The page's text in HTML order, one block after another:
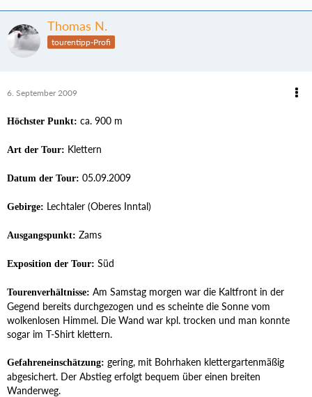
Thomas N.
tourentipp-Profi
6. September 2009
Höchster Punkt: ca. 900 m
Art der Tour: Klettern
Datum der Tour: 05.09.2009
Gebirge: Lechtaler (Oberes Inntal)
Ausgangspunkt: Zams
Exposition der Tour: Süd
Tourenverhältnisse: Am Samstag morgen war die Kaltfront in der
Gegend bereits durchgezogen und es scheinte die Sonne vom
wolkenlosen Himmel. Die Wand war kpl. trocken und man konnte
sogar im T-Shirt klettern.
Gefahreneinschätzung: gering, mit Bohrhaken klettergartenmäßig
abgesichert. Der Abstieg erfolgt bequem über einen breiten
Wanderweg.